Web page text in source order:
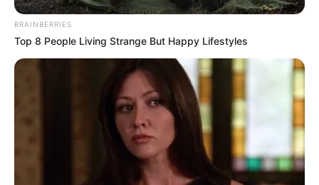
BRAINBERRIES
Top 8 People Living Strange But Happy Lifestyles